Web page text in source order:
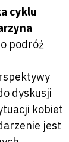
cyklu
podróż
dyskusji
kobiet
jest